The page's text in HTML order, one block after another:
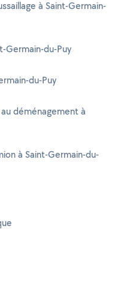
à Saint-Germain-
Germain-du-Puy
du-Puy
déménagement à
à Saint-Germain-du-